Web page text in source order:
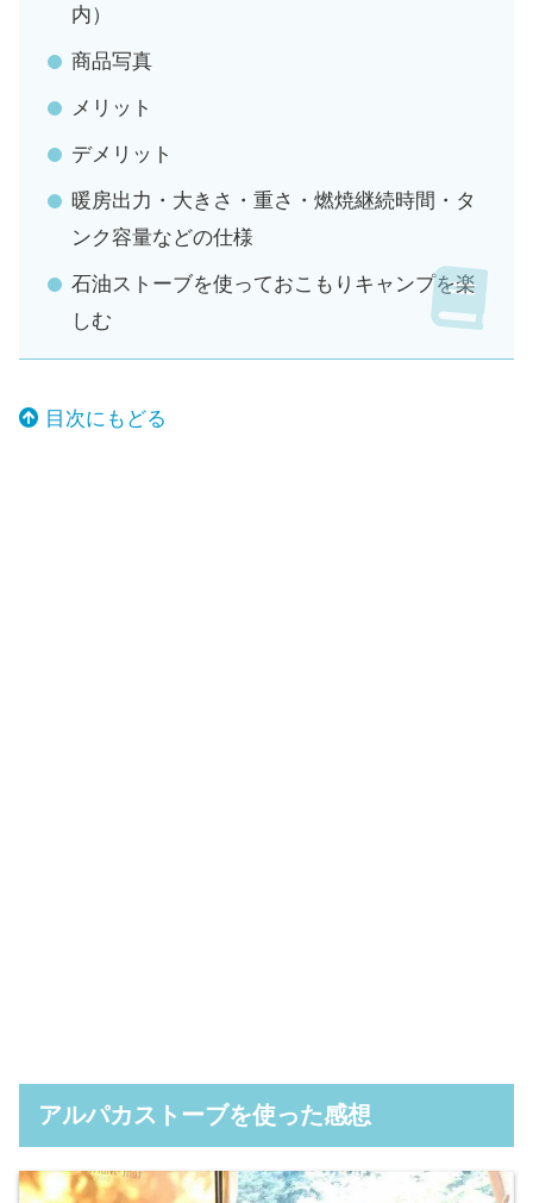
内）
商品写真
メリット
デメリット
暖房出力・大きさ・重さ・燃焼継続時間・タ
ンク容量などの仕様
石油ストーブを使っておこもりキャンプを楽
しむ
目次にもどる
アルパカストーブを使った感想